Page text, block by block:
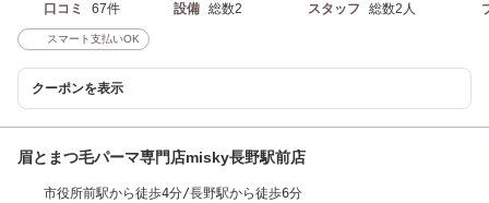
口コミ 67件 設備 総数2 スタッフ 総数2人
スマート支払いOK
クーポンを表示
眉とまつ毛パーマ専門店misky長野駅前店
市役所前駅から徒歩4分/長野駅から徒歩6分